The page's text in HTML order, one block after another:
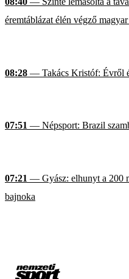
éremtáblázat élén végző
08:28 — Takács Kristóf: Évről
07:51 — Népsport: Brazil
07:21 — Gyász: elhunyt a 200
bajnoka